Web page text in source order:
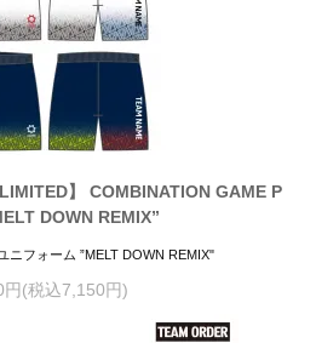
】 COMBINATION GAME P
DOWN REMIX”
ニフォーム ”MELT DOWN REMIX"
円(税込7,150円)